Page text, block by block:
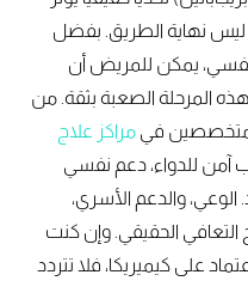
نهاية الطريق. بفضل
يمكن للمريض أن
المرحلة الصعبة بثقة. من
متخصصين في
مراكز علاج
للدواء، دعم نفسي
والدعم الأسري،
التعافي الحقيقي. وإن كنت
على كيميريكا، فلا تتردد